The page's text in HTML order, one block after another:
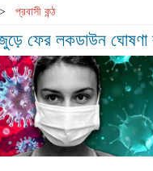
> প্রবাসী কন্ঠ
ফের লকডাউন ঘোষণা